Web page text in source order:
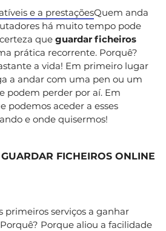
e a prestaçõesQuem anda
há muito tempo pode
que guardar ficheiros
prática recorrente. Porquê?
a vida! Em primeiro lugar
a andar com uma pen ou um
podem perder por aí. Em
podemos aceder a esses
e onde quisermos!
FICHEIROS ONLINE
primeiros serviços a ganhar
Porque aliou a facilidade